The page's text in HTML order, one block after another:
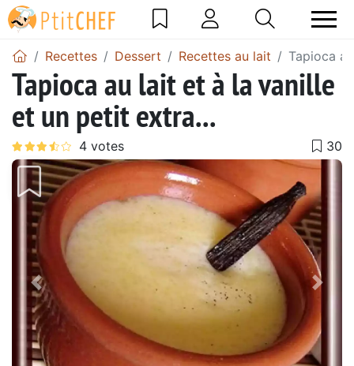
Recettes Dessert Recettes au lait Tapioca
Tapioca au lait et à la vanille
et un petit extra...
Précédent